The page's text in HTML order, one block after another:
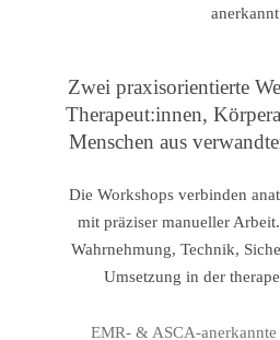
Zwei praxisorientierte
Therapeut:innen,
Menschen aus
Die Workshops verbinden
mit präziser manueller
Wahrnehmung, Technik,
Umsetzung in der
EMR- & ASCA-anerkannte